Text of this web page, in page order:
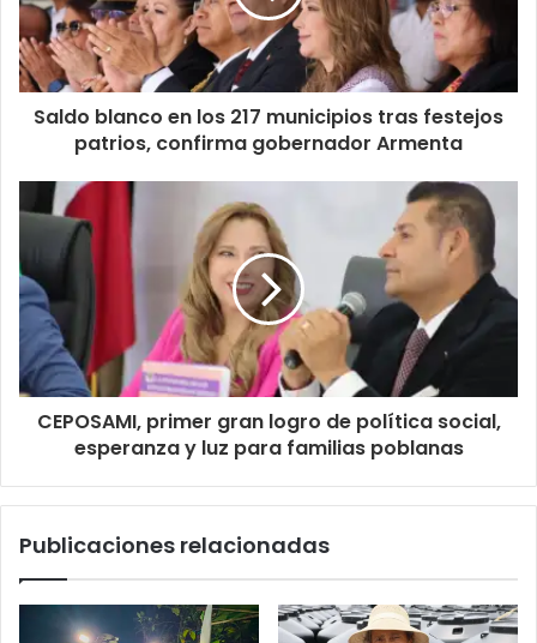
Saldo blanco en los 217 municipios tras festejos
patrios, confirma gobernador Armenta
CEPOSAMI, primer gran logro de política social,
esperanza y luz para familias poblanas
Publicaciones relacionadas